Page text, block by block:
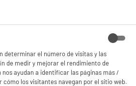
determinar el número de visitas y las
de medir y mejorar el rendimiento de
ayudan a identificar las páginas más /
cómo los visitantes navegan por el sitio web.